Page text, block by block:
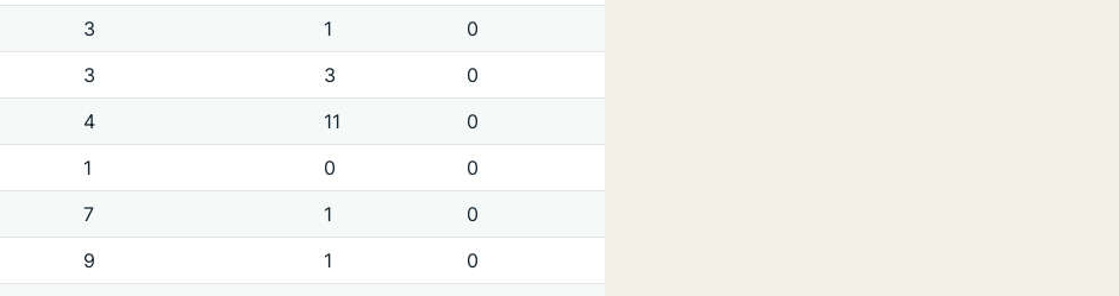
3 1
0
3 3
0
4 11
0
1 0
0
7 1
0
9 1
0